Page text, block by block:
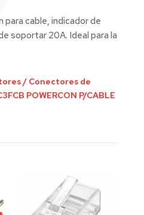
cable, indicador de
soportar 20A. Ideal para la
/ Conectores de
POWERCON P/CABLE